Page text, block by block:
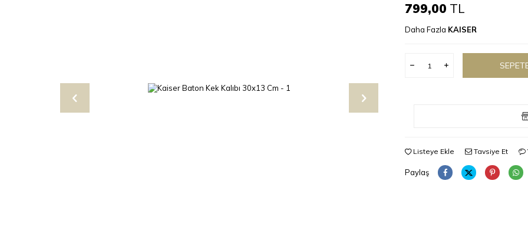
799,00 TL
Daha Fazla KAISER
Listeye Ekle Tavsiye Et
Paylaş